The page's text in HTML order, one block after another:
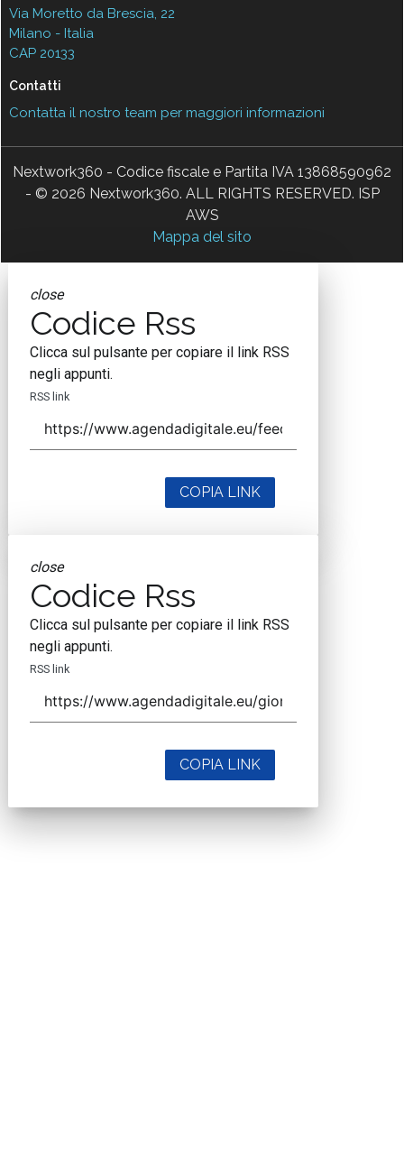
Via Moretto da Brescia, 22
Milano - Italia
CAP 20133
Contatti
Contatta il nostro team per maggiori informazioni
Nextwork360 - Codice fiscale e Partita IVA 13868590962
- © 2026 Nextwork360. ALL RIGHTS RESERVED. ISP
AWS
Mappa del sito
close
Codice Rss
Clicca sul pulsante per copiare il link RSS
negli appunti.
RSS link
COPIA LINK
close
Codice Rss
Clicca sul pulsante per copiare il link RSS
negli appunti.
RSS link
COPIA LINK